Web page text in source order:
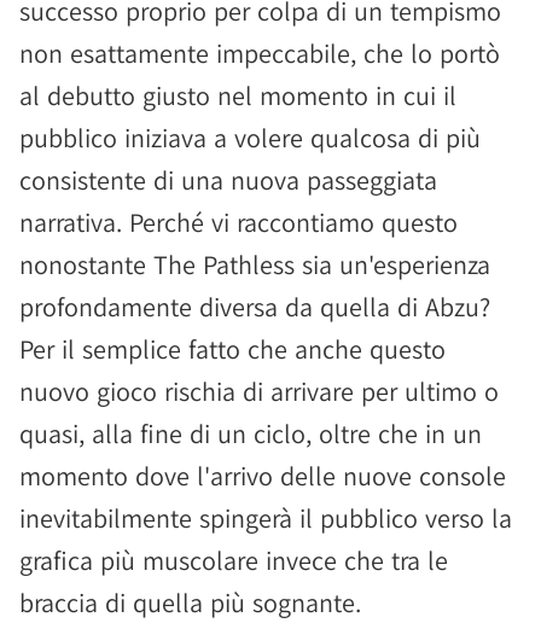
successo proprio per colpa di un tempismo
non esattamente impeccabile, che lo portò
al debutto giusto nel momento in cui il
pubblico iniziava a volere qualcosa di più
consistente di una nuova passeggiata
narrativa. Perché vi raccontiamo questo
nonostante The Pathless sia un'esperienza
profondamente diversa da quella di Abzu?
Per il semplice fatto che anche questo
nuovo gioco rischia di arrivare per ultimo o
quasi, alla fine di un ciclo, oltre che in un
momento dove l'arrivo delle nuove console
inevitabilmente spingerà il pubblico verso la
grafica più muscolare invece che tra le
braccia di quella più sognante.